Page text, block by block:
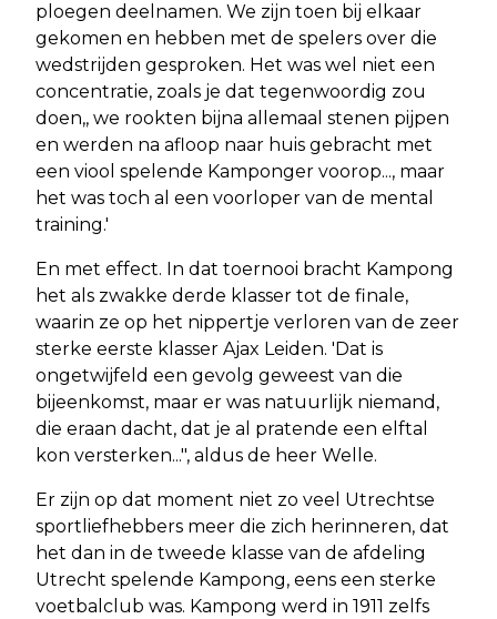
ploegen deelnamen. We zijn toen bij elkaar
gekomen en hebben met de spelers over die
wedstrijden gesproken. Het was wel niet een
concentratie, zoals je dat tegenwoordig zou
doen,, we rookten bijna allemaal stenen pijpen
en werden na afloop naar huis gebracht met
een viool spelende Kamponger voorop..., maar
het was toch al een voorloper van de mental
training.'
En met effect. In dat toernooi bracht Kampong
het als zwakke derde klasser tot de finale,
waarin ze op het nippertje verloren van de zeer
sterke eerste klasser Ajax Leiden. 'Dat is
ongetwijfeld een gevolg geweest van die
bijeenkomst, maar er was natuurlijk niemand,
die eraan dacht, dat je al pratende een elftal
kon versterken...", aldus de heer Welle.
Er zijn op dat moment niet zo veel Utrechtse
sportliefhebbers meer die zich herinneren, dat
het dan in de tweede klasse van de afdeling
Utrecht spelende Kampong, eens een sterke
voetbalclub was. Kampong werd in 1911 zelfs